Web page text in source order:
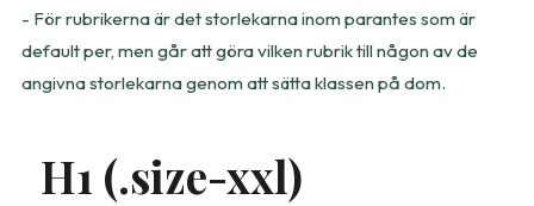
- För rubrikerna är det storlekarna inom parantes som är
default per, men går att göra vilken rubrik till någon av de
angivna storlekarna genom att sätta klassen på dom.
H1 (.size-xxl)